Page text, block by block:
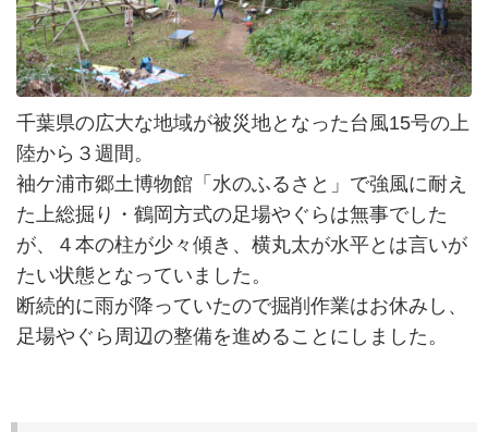
千葉県の広大な地域が被災地となった台風15号の上
陸から３週間。
袖ケ浦市郷土博物館「水のふるさと」で強風に耐え
た上総掘り・鶴岡方式の足場やぐらは無事でした
が、４本の柱が少々傾き、横丸太が水平とは言いが
たい状態となっていました。
断続的に雨が降っていたので掘削作業はお休みし、
足場やぐら周辺の整備を進めることにしました。